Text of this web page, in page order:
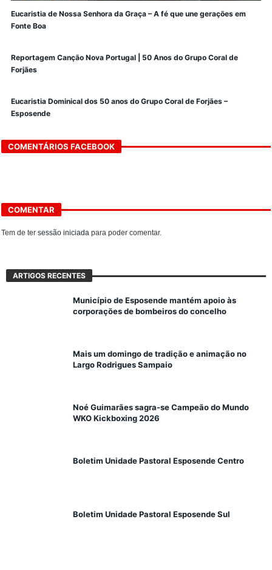
Eucaristia de Nossa Senhora da Graça – A fé que une gerações em
Fonte Boa
Reportagem Canção Nova Portugal | 50 Anos do Grupo Coral de
Forjães
Eucaristia Dominical dos 50 anos do Grupo Coral de Forjães –
Esposende
COMENTÁRIOS FACEBOOK
COMENTAR
Tem de tersessão iniciada para poder comentar.
ARTIGOS RECENTES
Município de Esposende mantém apoio às
corporações de bombeiros do concelho
Mais um domingo de tradição e animação no
Largo Rodrigues Sampaio
Noé Guimarães sagra-se Campeão do Mundo
WKO Kickboxing 2026
Boletim Unidade Pastoral Esposende Centro
Boletim Unidade Pastoral Esposende Sul